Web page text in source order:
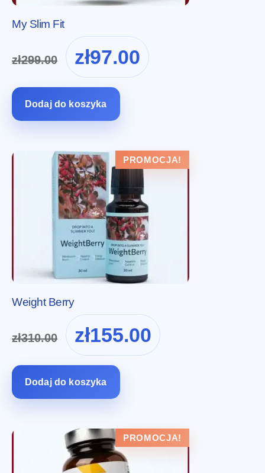
My Slim Fit
zł299.00
Pierwotna
cena
wynosiła:
zł97.00
cena
Dodaj do koszyka
PROMOCJA!
Weight Berry
zł310.00
Pierwotna
cena
wynosiła:
zł155.00
cena
Dodaj do koszyka
PROMOCJA!